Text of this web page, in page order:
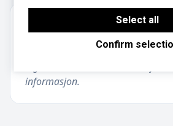
Om
Informasjon om regnskapsbyrået
informasjon.
Third-party cookies are
software to enable features
Maps.
Select all
Confirm